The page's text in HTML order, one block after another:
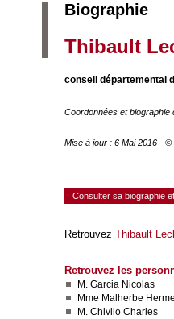
Biographie
Thibault
conseil départemental
Coordonnées et biographie
Mise à jour : 6 Mai 2016 -
Consulter sa biographie
Retrouvez Thibault
Retrouvez les
M. Garcia Nicolas
Mme Malherbe
M. Chivilo Charles